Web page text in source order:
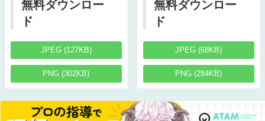
無料ダウンロー
ド
JPEG (127KB)
PNG (302KB)
無料ダウンロー
ド
JPEG (68KB)
PNG (284KB)